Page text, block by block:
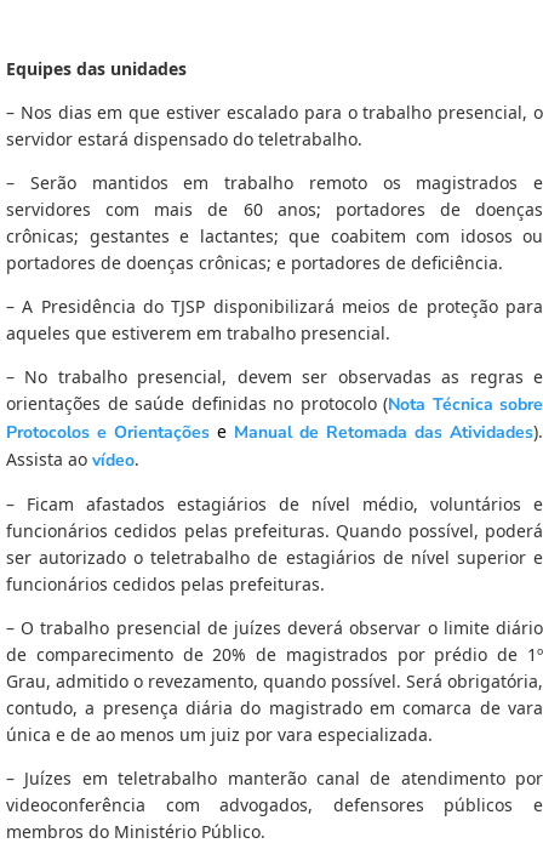
Equipes das unidades
– Nos dias em que estiver escalado para o trabalho presencial, o
servidor estará dispensado do teletrabalho.
– Serão mantidos em trabalho remoto os magistrados e
servidores com mais de 60 anos;
portadores de doenças
crônicas; gestantes e lactantes; que coabitem com idosos ou
portadores de doenças crônicas; e portadores de deficiência.
– A Presidência do TJSP disponibilizará meios de proteção para
aqueles que estiverem em trabalho presencial.
– No trabalho presencial, devem ser observadas as regras e
orientações de saúde definidas no protocolo (Nota Técnica sobre
Protocolos e Orientações e Manual de Retomada das Atividades).
Assista ao vídeo.
– Ficam afastados estagiários de nível médio, voluntários e
funcionários cedidos pelas prefeituras. Quando possível, poderá
ser autorizado o teletrabalho de estagiários de nível superior e
funcionários cedidos pelas prefeituras.
– O trabalho presencial de juízes deverá observar o limite diário
de comparecimento de 20% de magistrados por prédio de 1º
Grau, admitido o revezamento, quando possível. Será obrigatória,
contudo, a presença diária do magistrado em comarca de vara
única e de ao menos um juiz por vara especializada.
– Juízes em teletrabalho manterão canal de atendimento por
videoconferência com advogados, defensores públicos e
membros do Ministério Público.